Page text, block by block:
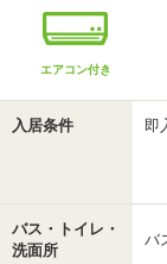
エアコン付き
入居条件 即
バス・トイレ・
洗面所
バ